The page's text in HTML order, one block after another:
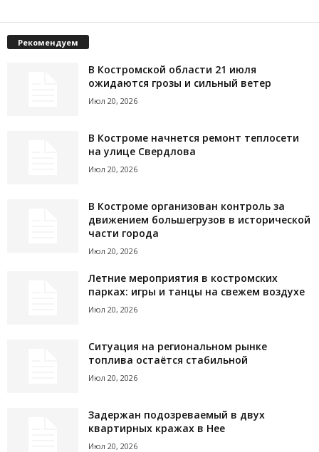
Рекомендуем
В Костромской области 21 июля
ожидаются грозы и сильный ветер
Июл 20, 2026
В Костроме начнется ремонт теплосети
на улице Свердлова
Июл 20, 2026
В Костроме организован контроль за
движением большегрузов в исторической
части города
Июл 20, 2026
Летние мероприятия в костромских
парках: игры и танцы на свежем воздухе
Июл 20, 2026
Ситуация на региональном рынке
топлива остаётся стабильной
Июл 20, 2026
Задержан подозреваемый в двух
квартирных кражах в Нее
Июл 20, 2026